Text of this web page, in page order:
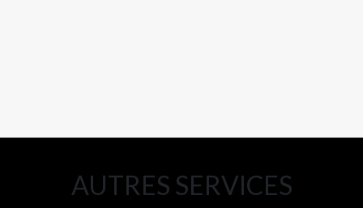
AUTRES SERVICES